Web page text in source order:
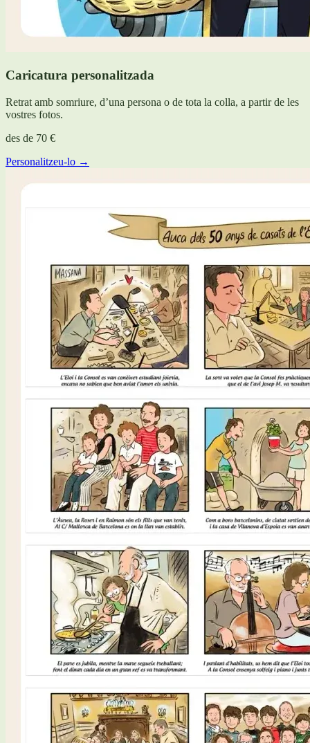
Caricatura personalitzada
Retrat amb somriure, d’una persona o de tota la colla, a partir de les
vostres fotos.
des de 70 €
Personalitzeu-lo →